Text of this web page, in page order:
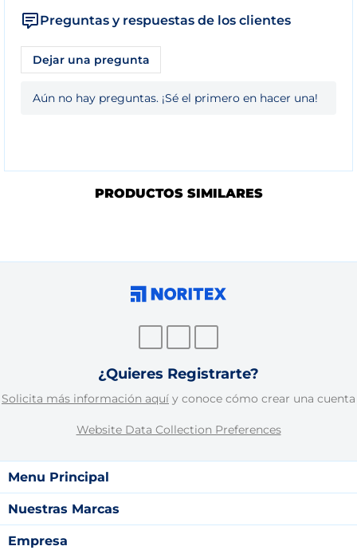
Preguntas y respuestas de los clientes
Dejar una pregunta
Aún no hay preguntas. ¡Sé el primero en hacer una!
PRODUCTOS SIMILARES
¿Quieres Registrarte?
Solicita más información aquí y conoce cómo crear una cuenta
Website Data Collection Preferences
Menu Principal
Nuestras Marcas
Empresa